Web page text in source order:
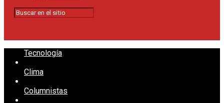
Tecnología
Clima
Columnistas